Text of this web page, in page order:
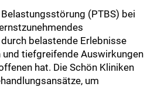
(PTBS) bei
belastende Erlebnisse
tiefgreifende Auswirkungen
hat. Die Schön Kliniken
um